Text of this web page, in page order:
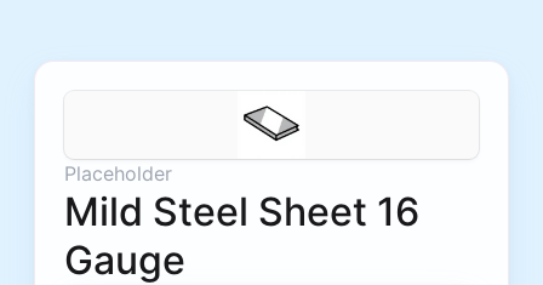
Placeholder
Mild Steel Sheet 16
Gauge